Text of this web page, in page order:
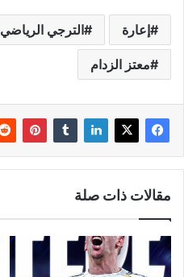
إعارة الترجي الرياضي
معتز الزدام
مقالات ذات صلة